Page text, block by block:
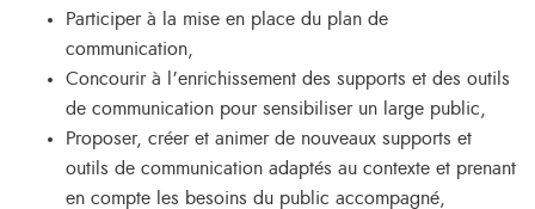
Participer à la mise en place du plan de
communication,
Concourir à l’enrichissement des supports et des outils
de communication pour sensibiliser un large public,
Proposer, créer et animer de nouveaux supports et
outils de communication adaptés au contexte et prenant
en compte les besoins du public accompagné,